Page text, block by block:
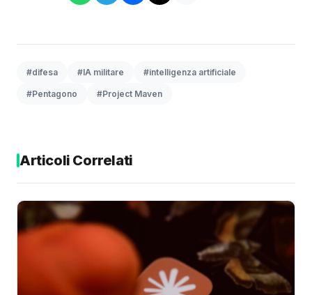
#difesa #IA militare #intelligenza artificiale
#Pentagono #Project Maven
Articoli Correlati